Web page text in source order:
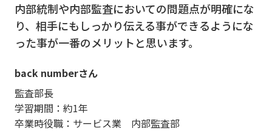
内部統制や内部監査においての問題点が明確にな
り、相手にもしっかり伝える事ができるようにな
った事が一番のメリットと思います。
back numberさん
監査部長
学習期間：約1年
卒業時役職：サービス業 内部監査部